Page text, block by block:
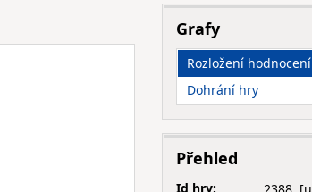
Grafy
Rozložení hodnocení
Dohrání hry
Přehled
Id hry:
2388